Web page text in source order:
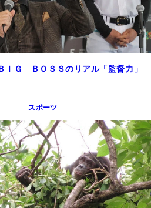
Ｇ ＢＯＳＳのリアル「監督力」
スポーツ